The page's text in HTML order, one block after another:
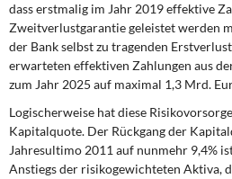
dass erstmalig im Jahr 2019 effektive
Zweitverlustgarantie geleistet werden
der Bank selbst zu tragenden
erwarteten effektiven Zahlungen aus
zum Jahr 2025 auf maximal 1,3 Mrd.
Logischerweise hat diese Risikovorsorge
Kapitalquote. Der Rückgang der
Jahresultimo 2011 auf nunmehr 9,4%
Anstiegs der risikogewichteten Aktiva,